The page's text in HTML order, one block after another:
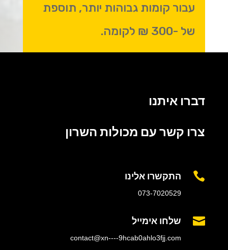
עבור קומות גבוהות יותר, תוספת
של -300 ₪ לקומה.
דברו איתנו
צרו קשר עם מכולות השרון
 התקשרו אלינו
073-7020529
 שלחו אימייל
contact@xn----9hcab0ahlo3fjj.com